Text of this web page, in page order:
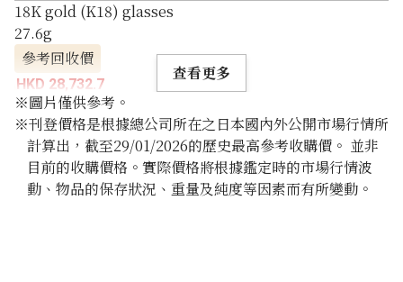
18K gold (K18) glasses
27.6g
參考回收價
HKD 28,732.7
查看更多
※圖片僅供參考。
※刊登價格是根據總公司所在之日本國內外公開市場行情所
計算出，截至29/01/2026的歷史最高參考收購價。 並非
目前的收購價格。實際價格將根據鑑定時的市場行情波
動、物品的保存狀況、重量及純度等因素而有所變動。